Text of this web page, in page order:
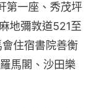
第一座、秀茂坪
地彌敦道521至
住宿書院善衡
馬閣、沙田樂